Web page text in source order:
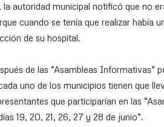
la autoridad municipal notificó que no
cuando se tenía que realizar había
de su hospital.
de las “Asambleas Informativas”
uno de los municipios tienen que
que participarían en las
19, 20, 21, 26, 27 y 28 de junio”.